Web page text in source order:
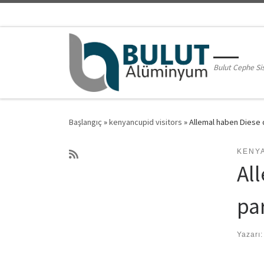
Bulut Cephe
Başlangıç »kenyancupid visitors »Allemal haben